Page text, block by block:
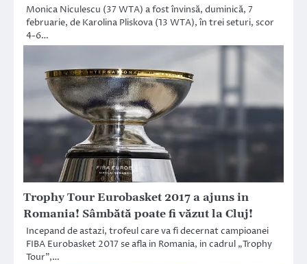
Monica Niculescu (37 WTA) a fost învinsă, duminică, 7
februarie, de Karolina Pliskova (13 WTA), în trei seturi, scor
4-6…
Trophy Tour Eurobasket 2017 a ajuns in
Romania! Sâmbătă poate fi văzut la Cluj!
Incepand de astazi, trofeul care va fi decernat campioanei
FIBA Eurobasket 2017 se afla in Romania, in cadrul „Trophy
Tour”,…